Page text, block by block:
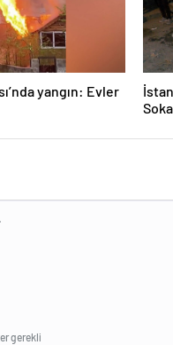
yangın: Evler
gerekli